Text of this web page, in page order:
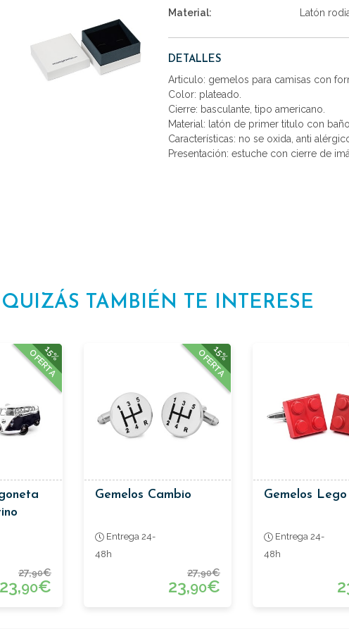
Material:
Latón
DETALLES
Articulo: gemelos para camisas con
Color: plateado.
Cierre: basculante, tipo americano.
Material: latón de primer titulo con
Características: no se oxida, anti
Presentación: estuche con cierre de
QUIZÁS TAMBIÉN TE INTERESE
15%
OFERTA
27,90€
23,90€
15%
OFERTA
Gemelos Cambio
Entrega 24-
48h
27,90€
23,90€
Gemelos
Entrega 24-
48h